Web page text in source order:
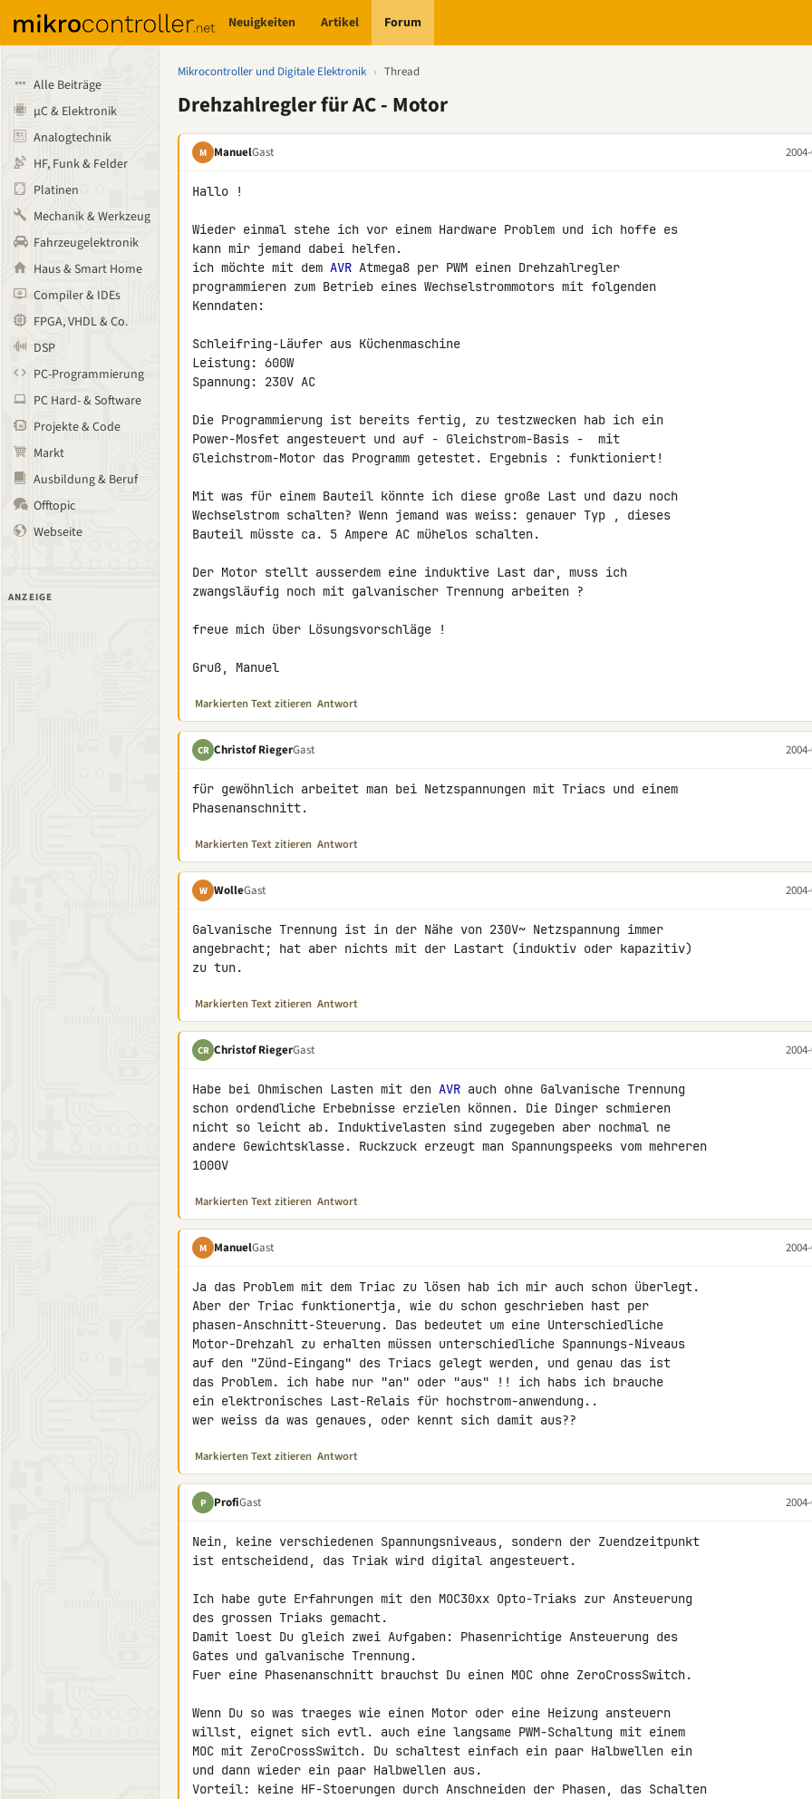
Neuigkeiten Artikel Forum
Alle Beiträge
µC & Elektronik
Analogtechnik
HF, Funk & Felder
Platinen
Mechanik & Werkzeug
Fahrzeugelektronik
Haus & Smart Home
Compiler & IDEs
FPGA, VHDL & Co.
DSP
PC-Programmierung
PC Hard- & Software
Projekte & Code
Markt
Ausbildung & Beruf
Offtopic
Webseite
ANZEIGE
Mikrocontroller und Digitale Elektronik › Thread
Drehzahlregler für AC - Motor
M ManuelGast
Hallo !
Wieder einmal stehe ich vor einem Hardware Problem und ich hoffe es
kann mir jemand dabei helfen.
ich möchte mit dem AVR Atmega8 per PWM einen Drehzahlregler
programmieren zum Betrieb eines Wechselstrommotors mit folgenden
Kenndaten:
Schleifring-Läufer aus Küchenmaschine
Leistung: 600W
Spannung: 230V AC
Die Programmierung ist bereits fertig, zu testzwecken hab ich ein
Power-Mosfet angesteuert und auf - Gleichstrom-Basis -  mit
Gleichstrom-Motor das Programm getestet. Ergebnis : funktioniert!
Mit was für einem Bauteil könnte ich diese große Last und dazu noch
Wechselstrom schalten? Wenn jemand was weiss: genauer Typ , dieses
Bauteil müsste ca. 5 Ampere AC mühelos schalten.
Der Motor stellt ausserdem eine induktive Last dar, muss ich
zwangsläufig noch mit galvanischer Trennung arbeiten ?
freue mich über Lösungsvorschläge !
Gruß, Manuel
Markierten Text zitieren Antwort
CR Christof RiegerGast
für gewöhnlich arbeitet man bei Netzspannungen mit Triacs und einem
Phasenanschnitt.
Markierten Text zitieren Antwort
W WolleGast
Galvanische Trennung ist in der Nähe von 230V~ Netzspannung immer
angebracht; hat aber nichts mit der Lastart (induktiv oder kapazitiv)
zu tun.
Markierten Text zitieren Antwort
CR Christof RiegerGast
Habe bei Ohmischen Lasten mit den AVR auch ohne Galvanische Trennung
schon ordendliche Erbebnisse erzielen können. Die Dinger schmieren
nicht so leicht ab. Induktivelasten sind zugegeben aber nochmal ne
andere Gewichtsklasse. Ruckzuck erzeugt man Spannungspeeks vom mehreren
1000V
Markierten Text zitieren Antwort
M ManuelGast
Ja das Problem mit dem Triac zu lösen hab ich mir auch schon überlegt.
Aber der Triac funktionertja, wie du schon geschrieben hast per
phasen-Anschnitt-Steuerung. Das bedeutet um eine Unterschiedliche
Motor-Drehzahl zu erhalten müssen unterschiedliche Spannungs-Niveaus
auf den "Zünd-Eingang" des Triacs gelegt werden, und genau das ist
das Problem. ich habe nur "an" oder "aus" !! ich habs ich brauche
ein elektronisches Last-Relais für hochstrom-anwendung..
wer weiss da was genaues, oder kennt sich damit aus??
Markierten Text zitieren Antwort
P ProfiGast
Nein, keine verschiedenen Spannungsniveaus, sondern der Zuendzeitpunkt
ist entscheidend, das Triak wird digital angesteuert.
Ich habe gute Erfahrungen mit den MOC30xx Opto-Triaks zur Ansteuerung
des grossen Triaks gemacht.
Damit loest Du gleich zwei Aufgaben: Phasenrichtige Ansteuerung des
Gates und galvanische Trennung.
Fuer eine Phasenanschnitt brauchst Du einen MOC ohne ZeroCrossSwitch.
Wenn Du so was traeges wie einen Motor oder eine Heizung ansteuern
willst, eignet sich evtl. auch eine langsame PWM-Schaltung mit einem
MOC mit ZeroCrossSwitch. Du schaltest einfach ein paar Halbwellen ein
und dann wieder ein paar Halbwellen aus.
Vorteil: keine HF-Stoerungen durch Anschneiden der Phasen, das Schalten